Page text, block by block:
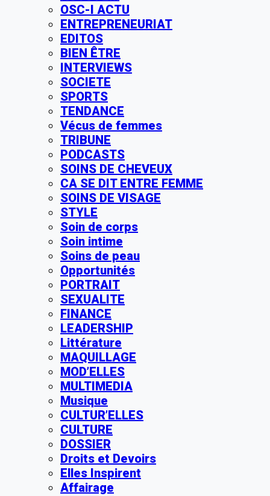
OSC-I ACTU
ENTREPRENEURIAT
EDITOS
BIEN ÊTRE
INTERVIEWS
SOCIETE
SPORTS
TENDANCE
Vécus de femmes
TRIBUNE
PODCASTS
SOINS DE CHEVEUX
CA SE DIT ENTRE FEMME
SOINS DE VISAGE
STYLE
Soin de corps
Soin intime
Soins de peau
Opportunités
PORTRAIT
SEXUALITE
FINANCE
LEADERSHIP
Littérature
MAQUILLAGE
MOD’ELLES
MULTIMEDIA
Musique
CULTUR’ELLES
CULTURE
DOSSIER
Droits et Devoirs
Elles Inspirent
Affairage